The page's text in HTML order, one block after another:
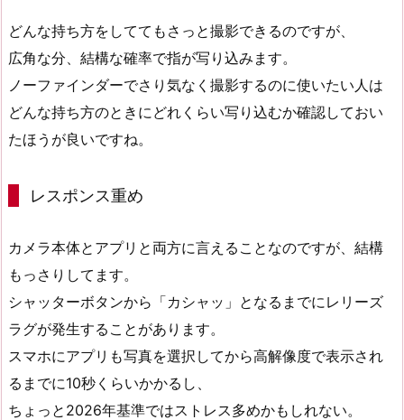
どんな持ち方をしててもさっと撮影できるのですが、
広角な分、結構な確率で指が写り込みます。
ノーファインダーでさり気なく撮影するのに使いたい人は
どんな持ち方のときにどれくらい写り込むか確認しておい
たほうが良いですね。
レスポンス重め
カメラ本体とアプリと両方に言えることなのですが、結構
もっさりしてます。
シャッターボタンから「カシャッ」となるまでにレリーズ
ラグが発生することがあります。
スマホにアプリも写真を選択してから高解像度で表示され
るまでに10秒くらいかかるし、
ちょっと2026年基準ではストレス多めかもしれない。